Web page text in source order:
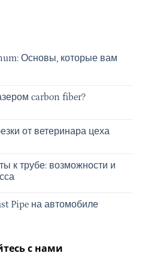
Основы, которые вам
carbon fiber?
от ветеринара цеха
к трубе: возможности и
Pipe на автомобиле
с нами